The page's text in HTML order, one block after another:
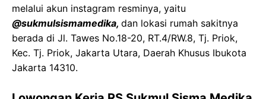
melalui akun instagram resminya, yaitu
@sukmulsismamedika, dan lokasi rumah sakitnya
berada di Jl. Tawes No.18-20, RT.4/RW.8, Tj. Priok,
Kec. Tj. Priok, Jakarta Utara, Daerah Khusus Ibukota
Jakarta 14310.